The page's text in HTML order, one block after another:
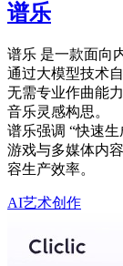
谱乐
谱乐 是一款面向
通过大模型技术
无需专业作曲能
音乐灵感构思。
谱乐强调 “快速生
游戏与多媒体内
容生产效率。
AI艺术创作